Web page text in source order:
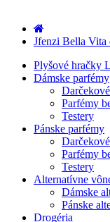
Jfenzi Bella Vita
Plyšové hračky
Dámske parfémy
Parfémy
Testery
Pánske parfémy
Parfémy
Testery
Alternatívne
Dámske
Pánske
Drogéria